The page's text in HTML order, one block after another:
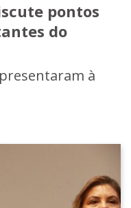
pontos
do
à